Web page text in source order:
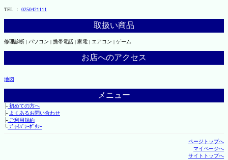
TEL ： 0250421111
取扱い商品
修理診断 | パソコン | 携帯電話 | 家電 | エアコン | ゲーム
お店へのアクセス
地図
メニュー
├初めての方へ
├ よくあるお問い合わせ
├ご利用規約
└ﾌﾟﾗｲﾊﾞｼｰﾎﾟﾘｼｰ
ページトップへ
マイページへ
サイトトップへ